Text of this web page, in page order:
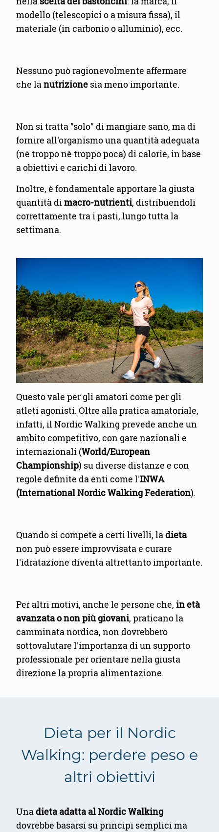
modello (telescopici o a misura fissa), il
materiale (in carbonio o alluminio), ecc.
Nessuno può ragionevolmente affermare
che lanutrizione sia meno importante.
Non si tratta "solo" di mangiare sano, ma di
fornire all'organismo una quantità adeguata
(nè troppo nè troppo poca) di calorie, in base
a obiettivi e carichi di lavoro.
Inoltre, è fondamentale apportare la giusta
quantità dimacro-nutrienti, distribuendoli
correttamente tra i pasti, lungo tutta la
settimana.
Questo vale per gli amatori come per gli
atleti agonisti. Oltre alla pratica amatoriale,
infatti, il Nordic Walking prevede anche un
ambito competitivo, con gare nazionali e
internazionali (World/European
Championship) su diverse distanze e con
regole definite da enti come l'INWA
(International Nordic Walking Federation).
Quando si compete a certi livelli, ladieta
non può essere improvvisata e curare
l'idratazione diventa altrettanto importante.
Per altri motivi, anche le persone che, in età
avanzata o non più giovani, praticano la
camminata nordica, non dovrebbero
sottovalutare l'importanza di un supporto
professionale per orientare nella giusta
direzione la propria alimentazione.
Dieta per il Nordic
Walking: perdere peso e
altri obiettivi
Unadieta adatta al Nordic Walking
dovrebbe basarsi su principi semplici ma